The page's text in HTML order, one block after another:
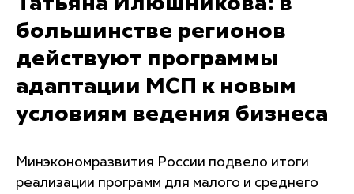
большинстве регионов
действуют программы
адаптации МСП к новым
условиям ведения бизнеса
Минэкономразвития России подвело итоги
реализации программ для малого и среднего